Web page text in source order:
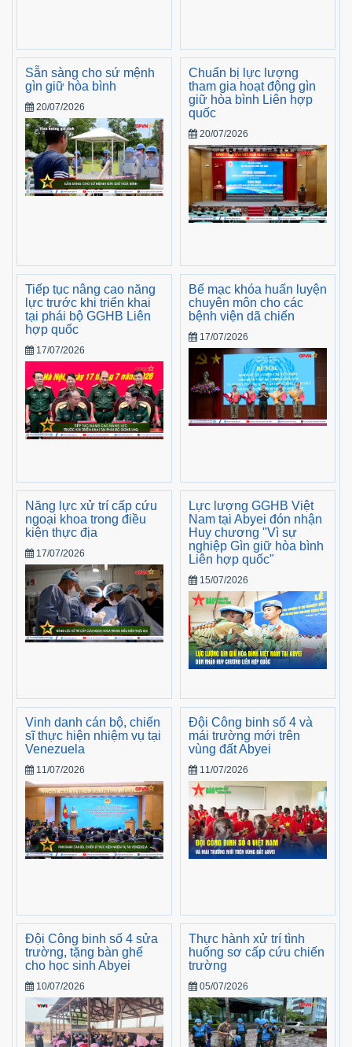
Sẵn sàng cho sứ mệnh
gìn giữ hòa bình
20/07/2026
Chuẩn bị lực lượng
tham gia hoạt động gìn
giữ hòa bình Liên hợp
quốc
20/07/2026
Tiếp tục nâng cao năng
lực trước khi triển khai
tại phái bộ GGHB Liên
hợp quốc
17/07/2026
Bế mạc khóa huấn luyện
chuyên môn cho các
bệnh viện dã chiến
17/07/2026
Năng lực xử trí cấp cứu
ngoại khoa trong điều
kiện thực địa
17/07/2026
Lực lượng GGHB Việt
Nam tại Abyei đón nhận
Huy chương "Vì sự
nghiệp Gìn giữ hòa bình
Liên hợp quốc"
15/07/2026
Vinh danh cán bộ, chiến
sĩ thực hiện nhiệm vụ tại
Venezuela
11/07/2026
Đội Công binh số 4 và
mái trường mới trên
vùng đất Abyei
11/07/2026
Đội Công binh số 4 sửa
trường, tặng bàn ghế
cho học sinh Abyei
10/07/2026
Thực hành xử trí tình
huống sơ cấp cứu chiến
trường
05/07/2026